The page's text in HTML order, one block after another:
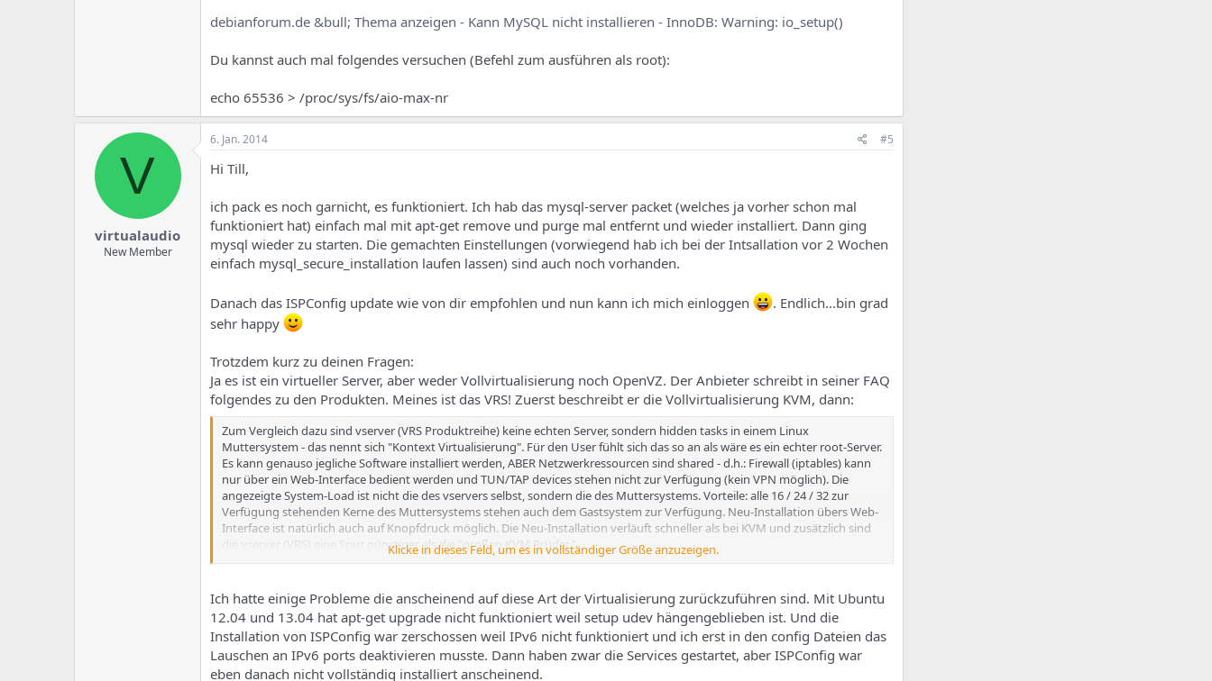
debianforum.de &bull; Thema anzeigen - Kann MySQL nicht installieren - InnoDB: Warning: io_setup()
Du kannst auch mal folgendes versuchen (Befehl zum ausführen als root):
echo 65536 > /proc/sys/fs/aio-max-nr
V
virtualaudio
New Member
6. Jan. 2014 #5
Hi Till,
ich pack es noch garnicht, es funktioniert. Ich hab das mysql-server packet (welches ja vorher schon mal
funktioniert hat) einfach mal mit apt-get remove und purge mal entfernt und wieder installiert. Dann ging
mysql wieder zu starten. Die gemachten Einstellungen (vorwiegend hab ich bei der Intsallation vor 2 Wochen
einfach mysql_secure_installation laufen lassen) sind auch noch vorhanden.
Danach das ISPConfig update wie von dir empfohlen und nun kann ich mich einloggen
. Endlich...bin grad
sehr happy
Trotzdem kurz zu deinen Fragen:
Ja es ist ein virtueller Server, aber weder Vollvirtualisierung noch OpenVZ. Der Anbieter schreibt in seiner FAQ
folgendes zu den Produkten. Meines ist das VRS! Zuerst beschreibt er die Vollvirtualisierung KVM, dann:
Zum Vergleich dazu sind vserver (VRS Produktreihe) keine echten Server, sondern hidden tasks in einem Linux
Muttersystem - das nennt sich "Kontext Virtualisierung". Für den User fühlt sich das so an als wäre es ein echter root-Server.
Es kann genauso jegliche Software installiert werden, ABER Netzwerkressourcen sind shared - d.h.: Firewall (iptables) kann
nur über ein Web-Interface bedient werden und TUN/TAP devices stehen nicht zur Verfügung (kein VPN möglich). Die
angezeigte System-Load ist nicht die des vservers selbst, sondern die des Muttersystems. Vorteile: alle 16 / 24 / 32 zur
Verfügung stehenden Kerne des Muttersystems stehen auch dem Gastsystem zur Verfügung. Neu-Installation übers Web-
Interface ist natürlich auch auf Knopfdruck möglich. Die Neu-Installation verläuft schneller als bei KVM und zusätzlich sind
die vserver (VRS) eine Spur günstiger als die "großen KVM Brüder".
devices für VPN zur Verfügung. Die angezeigte System-Load ist im Gegensatz zu VRS die Ihres eigenen OVZ Servers, es
stehen allerdings nicht alle CPU-Kerne zur Verfügung wie bei VRS, sondern nur 2 vCores (abhängig vom gewählten OVZ
Produkt). Die Verwaltung erfolgt über das bekannte solusVM Aministrations-Panel.
Klicke in dieses Feld, um es in vollständiger Größe anzuzeigen.
Ich hatte einige Probleme die anscheinend auf diese Art der Virtualisierung zurückzuführen sind. Mit Ubuntu
12.04 und 13.04 hat apt-get upgrade nicht funktioniert weil setup udev hängengeblieben ist. Und die
Installation von ISPConfig war zerschossen weil IPv6 nicht funktioniert und ich erst in den config Dateien das
Lauschen an IPv6 ports deaktivieren musste. Dann haben zwar die Services gestartet, aber ISPConfig war
eben danach nicht vollständig installiert anscheinend.